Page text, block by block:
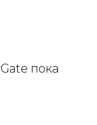
пока